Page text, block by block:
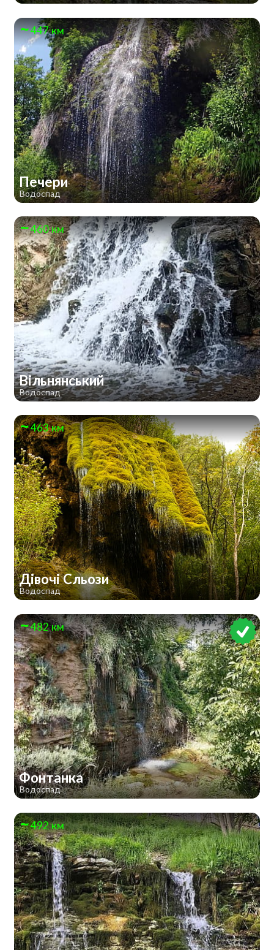
447 км
Печери
Водоспад
460 км
Вільнянський
Водоспад
463 км
Дівочі Сльози
Водоспад
482 км
Фонтанка
Водоспад
492 км